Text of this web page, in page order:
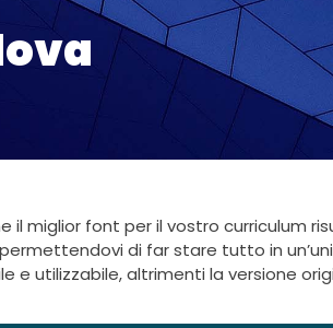
miglior font per il vostro curriculum
di far stare tutto in
e utilizzabile, altrimenti la versione